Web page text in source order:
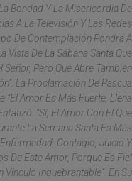
Bondad Y La Misericordia De
A La Televisión Y Las Redes
De Contemplación Pondrá A
Vista De La Sábana Santa Que
Pero Que Abre También
La Proclamación De Pascua
“el Amor Es Más Fuerte, Llena
“Sí, El Amor Con El Que
La Semana Santa Es Más
Contagio, Juicio Y
De Este Amor, Porque Es Fiel
Vínculo Inquebrantable”. En Su